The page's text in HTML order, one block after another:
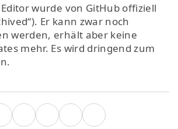
wurde von GitHub offiziell
Er kann zwar noch
werden, erhält aber keine
mehr. Es wird dringend zum